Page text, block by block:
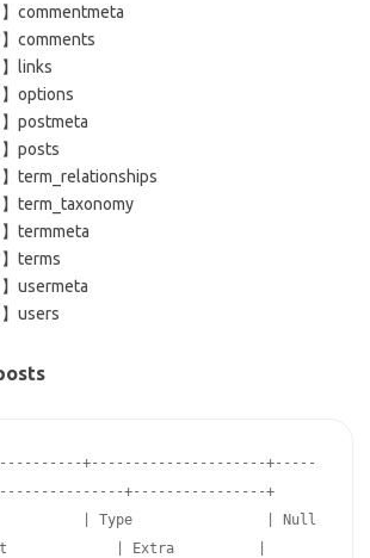
commentmeta
comments
links
options
postmeta
posts
term_relationships
term_taxonomy
termmeta
terms
usermeta
users
+---------------------+-----
+----------------+
| Type                | Null
| Extra          |